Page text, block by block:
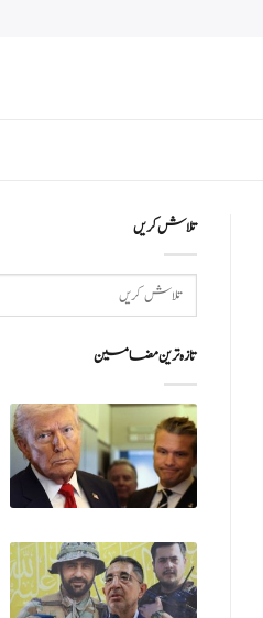
تلاش کریں
تازہ ترین مضامین